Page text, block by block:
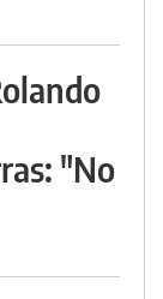
"No